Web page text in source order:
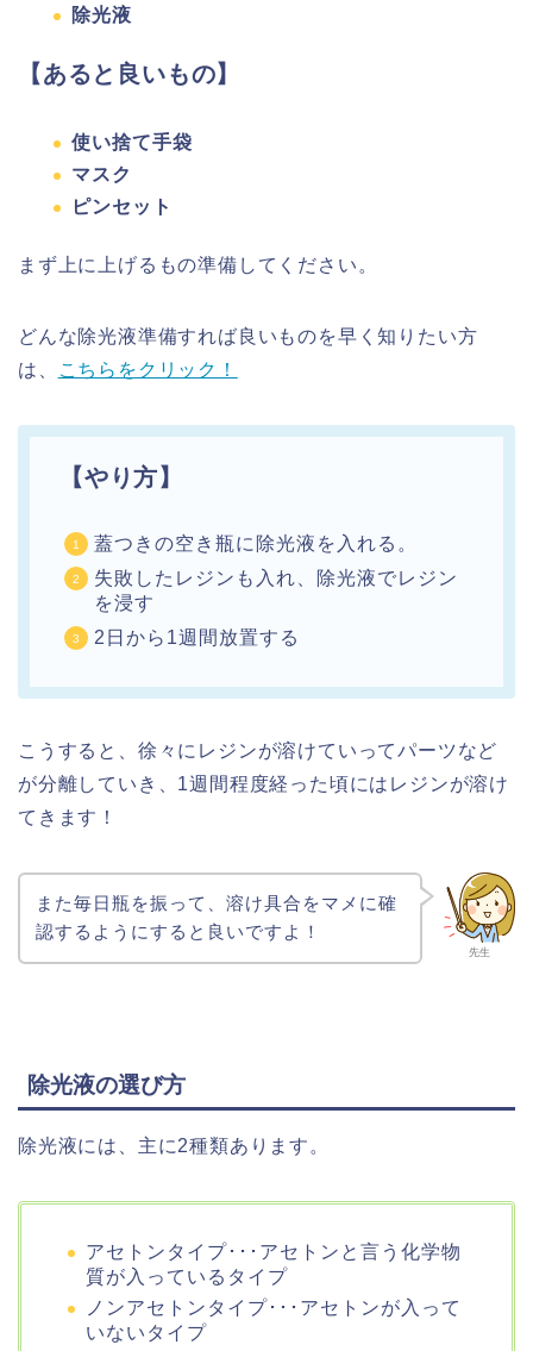
除光液
【あると良いもの】
使い捨て手袋
マスク
ピンセット
まず上に上げるもの準備してください。
どんな除光液準備すれば良いものを早く知りたい方
は、
こちらをクリック！
【やり方】
蓋つきの空き瓶に除光液を入れる。
失敗したレジンも入れ、除光液でレジン
を浸す
2日から1週間放置する
こうすると、徐々にレジンが溶けていってパーツなど
が分離していき、1週間程度経った頃にはレジンが溶け
てきます！
先生
また毎日瓶を振って、溶け具合をマメに確
認するようにすると良いですよ！
除光液の選び方
除光液には、主に2種類あります。
アセトンタイプ･･･アセトンと言う化学物
質が入っているタイプ
ノンアセトンタイプ･･･アセトンが入って
いないタイプ